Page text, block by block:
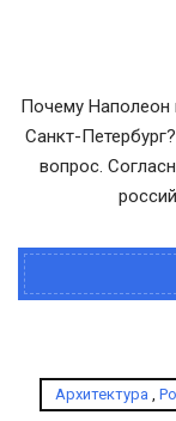
Почему Наполеон
Санкт-
вопрос.
Архитектура